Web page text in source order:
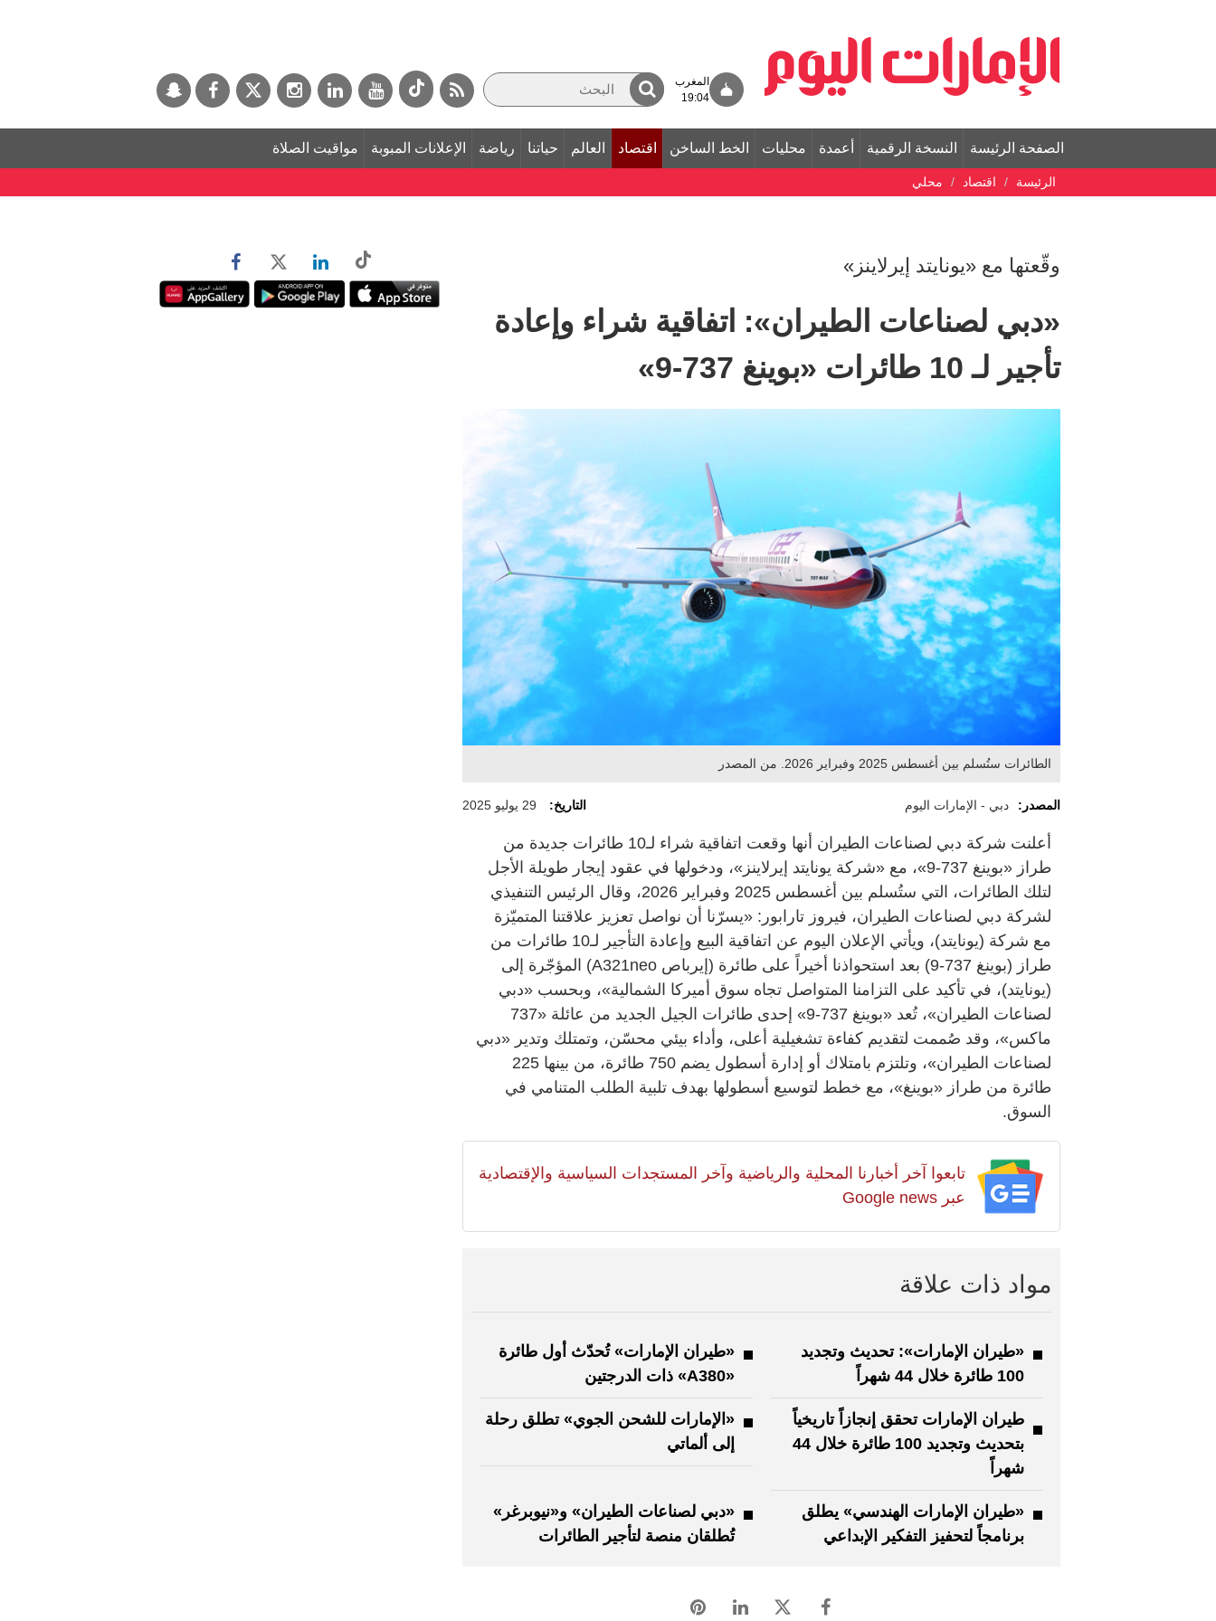
المغرب
19:04
الصفحة الرئيسة النسخة الرقمية أعمدة محليات الخط الساخن اقتصاد العالم حياتنا رياضة الإعلانات المبوبة مواقيت الصلاة
الرئيسة اقتصاد محلي
وقّعتها مع «يونايتد إيرلاينز»
«دبي لصناعات الطيران»: اتفاقية شراء وإعادة
تأجير لـ 10 طائرات «بوينغ 737-9»
الطائرات ستُسلم بين أغسطس 2025 وفبراير 2026. من المصدر
المصدر: دبي - الإمارات اليوم التاريخ: 29 يوليو 2025
أعلنت شركة دبي لصناعات الطيران أنها وقعت اتفاقية شراء لـ10 طائرات جديدة من
طراز «بوينغ 737-9»، مع «شركة يونايتد إيرلاينز»، ودخولها في عقود إيجار طويلة الأجل
لتلك الطائرات، التي ستُسلم بين أغسطس 2025 وفبراير 2026، وقال الرئيس التنفيذي
لشركة دبي لصناعات الطيران، فيروز تارابور: «يسرّنا أن نواصل تعزيز علاقتنا المتميّزة
مع شركة (يونايتد)، ويأتي الإعلان اليوم عن اتفاقية البيع وإعادة التأجير لـ10 طائرات من
طراز (بوينغ 737-9) بعد استحواذنا أخيراً على طائرة (إيرباص A321neo) المؤجّرة إلى
(يونايتد)، في تأكيد على التزامنا المتواصل تجاه سوق أميركا الشمالية»، وبحسب «دبي
لصناعات الطيران»، تُعد «بوينغ 737-9» إحدى طائرات الجيل الجديد من عائلة «737
ماكس»، وقد صُممت لتقديم كفاءة تشغيلية أعلى، وأداء بيئي محسّن، وتمتلك وتدير «دبي
لصناعات الطيران»، وتلتزم بامتلاك أو إدارة أسطول يضم 750 طائرة، من بينها 225
طائرة من طراز «بوينغ»، مع خطط لتوسيع أسطولها بهدف تلبية الطلب المتنامي في
السوق.
تابعوا آخر أخبارنا المحلية والرياضية وآخر المستجدات السياسية والإقتصادية
عبر Google news
مواد ذات علاقة
«طيران الإمارات»: تحديث وتجديد
100 طائرة خلال 44 شهراً
«طيران الإمارات» تُحدّث أول طائرة
«A380» ذات الدرجتين
طيران الإمارات تحقق إنجازاً تاريخياً
بتحديث وتجديد 100 طائرة خلال 44
شهراً
«الإمارات للشحن الجوي» تطلق رحلة
إلى ألماتي
«طيران الإمارات الهندسي» يطلق
برنامجاً لتحفيز التفكير الإبداعي
«دبي لصناعات الطيران» و«نيوبرغر»
تُطلقان منصة لتأجير الطائرات